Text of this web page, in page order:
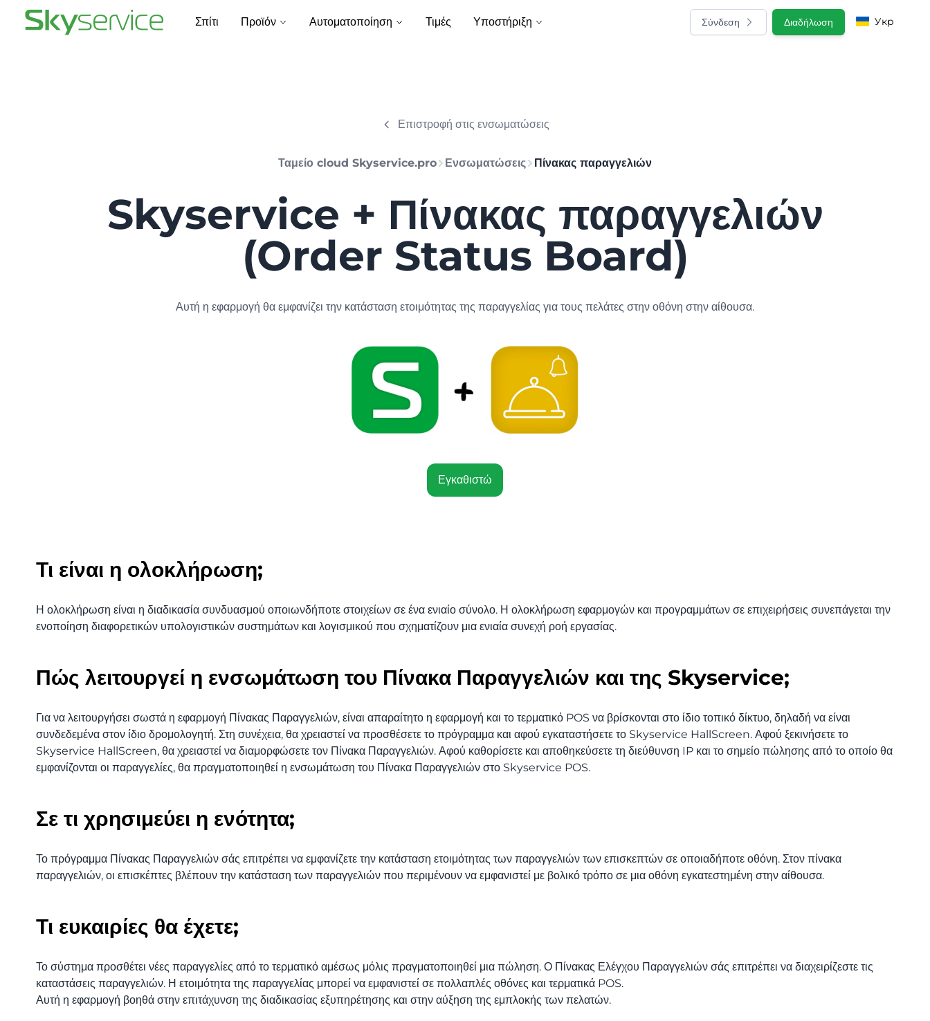
Σπίτι Προϊόν Αυτοματοποίηση Τιμές Υποστήριξη Σύνδεση Διαδήλωση Укр
Επιστροφή στις ενσωματώσεις
Ταμείο cloud Skyservice.pro Ενσωματώσεις Πίνακας παραγγελιών
Skyservice + Πίνακας παραγγελιών
(Order Status Board)
Αυτή η εφαρμογή θα εμφανίζει την κατάσταση ετοιμότητας της παραγγελίας για τους πελάτες στην οθόνη στην αίθουσα.
Εγκαθιστώ
Τι είναι η ολοκλήρωση;
Η ολοκλήρωση είναι η διαδικασία συνδυασμού οποιωνδήποτε στοιχείων σε ένα ενιαίο σύνολο. Η ολοκλήρωση εφαρμογών και προγραμμάτων σε επιχειρήσεις συνεπάγεται την
ενοποίηση διαφορετικών υπολογιστικών συστημάτων και λογισμικού που σχηματίζουν μια ενιαία συνεχή ροή εργασίας.
Πώς λειτουργεί η ενσωμάτωση του Πίνακα Παραγγελιών και της Skyservice;
Για να λειτουργήσει σωστά η εφαρμογή Πίνακας Παραγγελιών, είναι απαραίτητο η εφαρμογή και το τερματικό POS να βρίσκονται στο ίδιο τοπικό δίκτυο, δηλαδή να είναι
συνδεδεμένα στον ίδιο δρομολογητή. Στη συνέχεια, θα χρειαστεί να προσθέσετε το πρόγραμμα και αφού εγκαταστήσετε το Skyservice HallScreen. Αφού ξεκινήσετε το
Skyservice HallScreen, θα χρειαστεί να διαμορφώσετε τον Πίνακα Παραγγελιών. Αφού καθορίσετε και αποθηκεύσετε τη διεύθυνση IP και το σημείο πώλησης από το οποίο θα
εμφανίζονται οι παραγγελίες, θα πραγματοποιηθεί η ενσωμάτωση του Πίνακα Παραγγελιών στο Skyservice POS.
Σε τι χρησιμεύει η ενότητα;
Το πρόγραμμα Πίνακας Παραγγελιών σάς επιτρέπει να εμφανίζετε την κατάσταση ετοιμότητας των παραγγελιών των επισκεπτών σε οποιαδήποτε οθόνη. Στον πίνακα
παραγγελιών, οι επισκέπτες βλέπουν την κατάσταση των παραγγελιών που περιμένουν να εμφανιστεί με βολικό τρόπο σε μια οθόνη εγκατεστημένη στην αίθουσα.
Τι ευκαιρίες θα έχετε;
Το σύστημα προσθέτει νέες παραγγελίες από το τερματικό αμέσως μόλις πραγματοποιηθεί μια πώληση. Ο Πίνακας Ελέγχου Παραγγελιών σάς επιτρέπει να διαχειρίζεστε τις
καταστάσεις παραγγελιών. Η ετοιμότητα της παραγγελίας μπορεί να εμφανιστεί σε πολλαπλές οθόνες και τερματικά POS.
Αυτή η εφαρμογή βοηθά στην επιτάχυνση της διαδικασίας εξυπηρέτησης και στην αύξηση της εμπλοκής των πελατών.